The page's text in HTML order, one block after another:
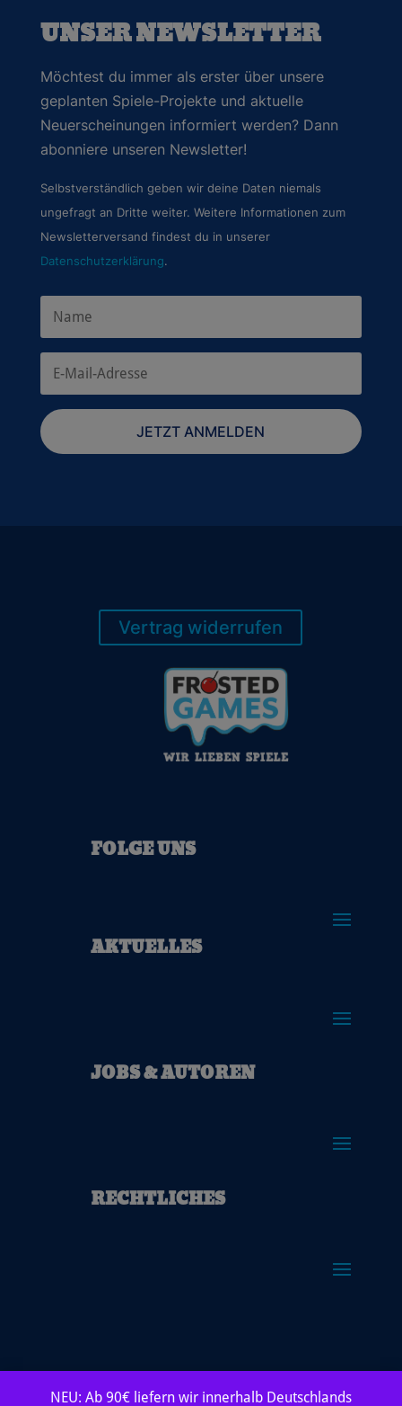
NEU: Ab 90€ liefern wir innerhalb Deutschlands
UNSER NEWSLETTER
Möchtest du immer als erster über unsere
geplanten Spiele-Projekte und aktuelle
Neuerscheinungen informiert werden? Dann
abonniere unseren Newsletter!
Selbstverständlich geben wir deine Daten niemals
ungefragt an Dritte weiter. Weitere Informationen zum
Newsletterversand findest du in unserer
Datenschutzerklärung.
JETZT ANMELDEN
Vertrag widerrufen
AKTUELLES
JOBS & AUTOREN
RECHTLICHES
FOLGE UNS